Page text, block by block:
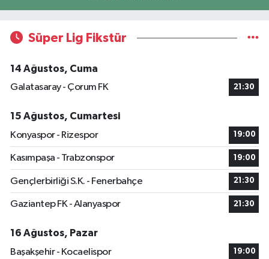
Süper Lig Fikstür
14 Ağustos, Cuma
Galatasaray - Çorum FK
21:30
15 Ağustos, Cumartesi
Konyaspor - Rizespor
19:00
Kasımpaşa - Trabzonspor 19:00
Gençlerbirliği S.K. - Fenerbahçe 21:30
Gaziantep FK - Alanyaspor 21:30
16 Ağustos, Pazar
Başakşehir - Kocaelispor
19:00